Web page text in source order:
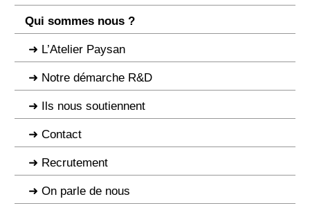
Qui sommes nous ?
L’Atelier Paysan
Notre démarche R&D
Ils nous soutiennent
Contact
Recrutement
On parle de nous